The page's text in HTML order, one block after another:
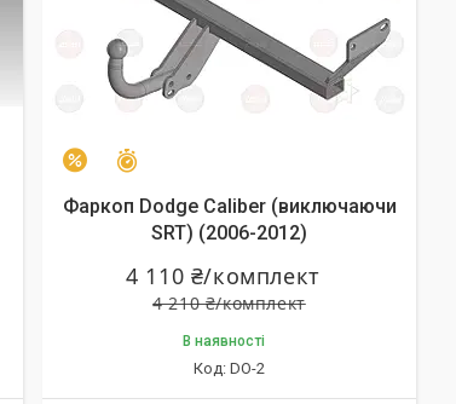
–2%
Фаркоп Dodge Caliber (виключаючи
SRT) (2006-2012)
4 210 ₴/комплект
4 110 ₴/комплект
В наявності
DO-2